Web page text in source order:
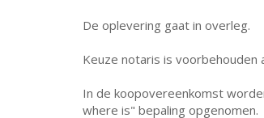
De oplevering gaat in overleg.
Keuze notaris is voorbehouden
In de koopovereenkomst
where is" bepaling opgenomen.